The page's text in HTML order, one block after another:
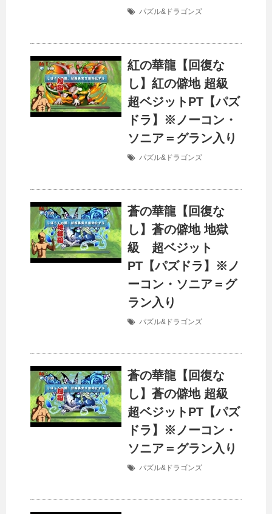
パズル&ドラゴンズ
紅の華龍【回復な
し】紅の僻地 超級
超ベジットPT【パズ
ドラ】※ノーコン・
ソニア＝グラン入り
パズル&ドラゴンズ
蒼の華龍【回復な
し】蒼の僻地 地獄
級 超ベジット
PT【パズドラ】※ノ
ーコン・ソニア＝グ
ラン入り
パズル&ドラゴンズ
蒼の華龍【回復な
し】蒼の僻地 超級
超ベジットPT【パズ
ドラ】※ノーコン・
ソニア＝グラン入り
パズル&ドラゴンズ